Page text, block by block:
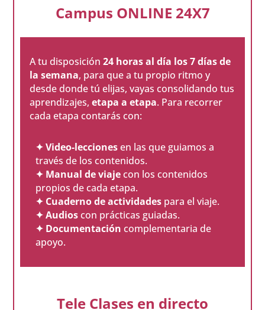
Campus ONLINE 24X7
A tu disposición24 horas al día los 7 días de
la semana, para que a tu propio ritmo y
desde donde tú elijas, vayas consolidando tus
aprendizajes,etapa a etapa. Para recorrer
cada etapa contarás con:
✦ Video-leccionesen las que guiamos a
través de los contenidos.
✦ Manual de viajecon los contenidos
propios de cada etapa.
✦ Cuaderno de actividades para el viaje.
✦ Audioscon prácticas guiadas.
✦ Documentación complementaria de
apoyo.
Tele Clases en directo